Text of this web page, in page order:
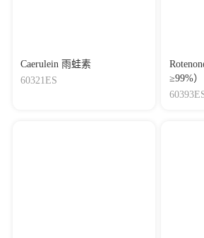
Caerulein 雨蛙素
60321ES
≥99%）